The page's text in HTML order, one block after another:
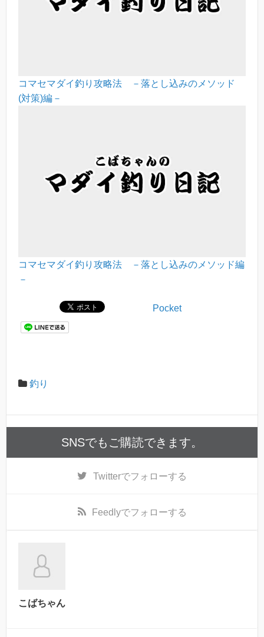
コマセマダイ釣り攻略法 －落とし込みのメソッド
(対策)編－
コマセマダイ釣り攻略法 －落とし込みのメソッド編
－
Pocket
釣り
SNSでもご購読できます。
Twitterでフォローする
Feedlyでフォローする
こばちゃん